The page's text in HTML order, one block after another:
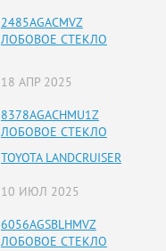
2485AGACMVZ
ЛОБОВОЕ СТЕКЛО
18 АПР 2025
8378AGACHMU1Z
ЛОБОВОЕ СТЕКЛО
TOYOTA LANDCRUISER
10 ИЮЛ 2025
6056AGSBLHMVZ
ЛОБОВОЕ СТЕКЛО